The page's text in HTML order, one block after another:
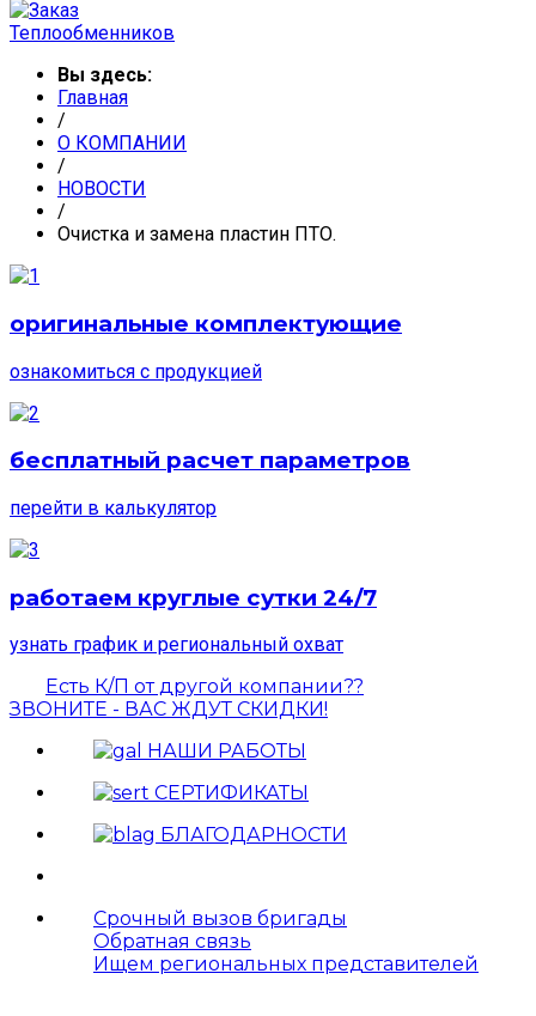
Вы здесь:
Главная
/
О КОМПАНИИ
/
НОВОСТИ
/
Очистка и замена пластин ПТО.
оригинальные комплектующие
ознакомиться с продукцией
бесплатный расчет параметров
перейти в калькулятор
работаем круглые сутки 24/7
узнать график и региональный охват
Есть К/П от другой компании??
ЗВОНИТЕ - ВАС ЖДУТ СКИДКИ!
НАШИ РАБОТЫ
СЕРТИФИКАТЫ
БЛАГОДАРНОСТИ
Срочный вызов бригады
Обратная связь
Ищем региональных представителей